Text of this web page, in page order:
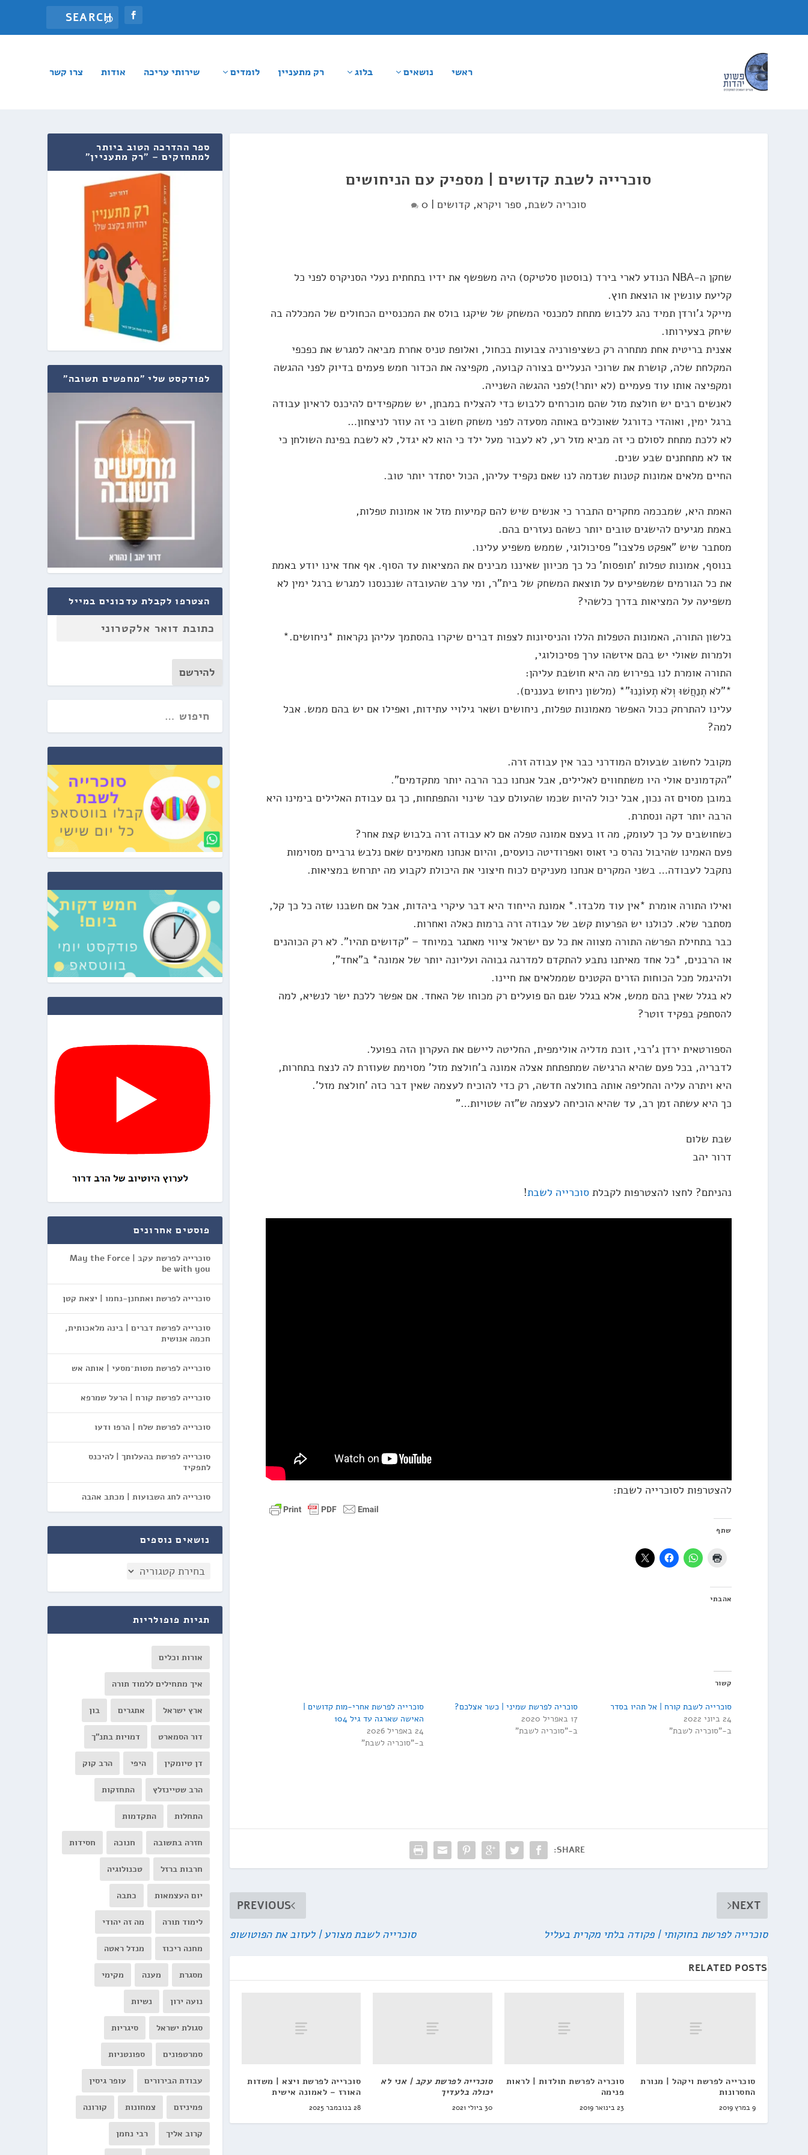
ראשי נושאים בלוג רק מתעניין לומדים שירותי עריכה אודות צרו קשר
סוכרייה לשבת קדושים | מספיק עם הניחושים
סוכריה לשבת,ספר ויקרא,קדושים |
0
שחקן ה-NBA הנודע לארי בירד (בוסטון סלטיקס) היה משפשף את ידיו בתחתית נעלי הסניקרס לפני כל
קליעת עונשין או הוצאת חוץ.
מייקל ג'ורדן תמיד נהג ללבוש מתחת למכנסי המשחק של שיקגו בולס את המכנסיים הכחולים של המכללה בה
שיחק בצעירותו.
אצנית בריטית אחת מתחרה רק כשציפורניה צבועות בכחול, ואלופת טניס אחרת מביאה למגרש את כפכפי
המקלחת שלה, קושרת את שרוכי הנעליים בצורה קבועה, מקפיצה את הכדור חמש פעמים בדיוק לפני ההגשה
ומקפיצה אותו עוד פעמיים (לא יותר!)לפני ההגשה השנייה.
לאנשים רבים יש חולצת מזל שהם מוכרחים ללבוש כדי להצליח במבחן, יש שמקפידים להיכנס לראיון עבודה
ברגל ימין, ואוהדי כדורגל שאוכלים באותה מסעדה לפני משחק חשוב כי זה עוזר לניצחון…
לא ללכת מתחת לסולם כי זה מביא מזל רע, לא לעבור מעל ילד כי הוא לא יגדל, לא לשבת בפינת השולחן כי
אז לא מתחתנים שבע שנים.
החיים מלאים אמונות קטנות שנדמה לנו שאם נקפיד עליהן, הכול יסתדר יותר טוב.
האמת היא, שמבכמה מחקרים התברר כי אנשים שיש להם קמיעות מזל או אמונות טפלות,
באמת מגיעים להישגים טובים יותר כשהם נעזרים בהם.
מסתבר שיש "אפקט פלצבו" פסיכולוגי, שממש משפיע עלינו.
בנוסף, אמונות טפלות 'תופסות' כל כך מכיוון שאיננו מבינים את המציאות עד הסוף. אף אחד אינו יודע באמת
את כל הגורמים שמשפיעים על תוצאת המשחק של בית"ר, ומי ערב שהעובדה שנכנסנו למגרש ברגל ימין לא
משפיעה על המציאות בדרך כלשהי?
בלשון התורה, האמונות הטפלות הללו והניסיונות לצפות דברים שיקרו בהסתמך עליהן נקראות *ניחושים.*
ולמרות שאולי יש בהם איזשהו ערך פסיכולוגי,
התורה אומרת לנו בפירוש מה היא חושבת עליהן:
*"לֹא תְנַחֲשׁוּ וְלֹא תְעוֹנֵנוּ"* (מלשון ניחוש בעננים).
עלינו להתרחק ככול האפשר מאמונות טפלות, ניחושים ושאר גילויי עתידות, ואפילו אם יש בהם ממש. אבל
למה?
מקובל לחשוב שבעולם המודרני כבר אין עבודה זרה.
"הקדמונים אולי היו משתחווים לאלילים, אבל אנחנו כבר הרבה יותר מתקדמים".
במובן מסוים זה נכון, אבל יכול להיות שכמו שהעולם עבר שינוי והתפתחות, כך גם עבודת האלילים בימינו היא
הרבה יותר דקה ונסתרת.
כשחושבים על כך לעומק, מה זו בעצם אמונה טפלה אם לא עבודה זרה בלבוש קצת אחר?
פעם האמינו שהיבול נהרס כי זאוס ואפרודיטה כועסים, והיום אנחנו מאמינים שאם נלבש גרביים מסוימות
נתקבל לעבודה… בשני המקרים אנחנו מעניקים לכוח חיצוני את היכולת לקבוע מה יתרחש במציאות.
ואילו התורה אומרת *אין עוד מלבדו.* אמונת הייחוד היא דבר עיקרי ביהדות, אבל אם חשבנו שזה כל כך קל,
מסתבר שלא. לכולנו יש הפרעות קשב של עבודה זרה ברמות כאלה ואחרות.
כבר בתחילת הפרשה התורה מצווה את כל עם ישראל ציווי מאתגר במיוחד – "קדושים תהיו". לא רק הכוהנים
או הרבנים, *כל אחד מאיתנו נתבע להתקדם למדרגה גבוהה ועליונה יותר של אמונה* ב"אחד",
ולהיגמל מכל הכוחות הזרים הקטנים שממלאים את חיינו.
לא בגלל שאין בהם ממש, אלא בגלל שגם הם פועלים רק מכוחו של האחד. אם אפשר ללכת ישר לנשיא, למה
להסתפק בפקיד זוטר?
הספורטאית ירדן ג'רבי, זוכת מדליה אולימפית, החליטה ליישם את העקרון הזה בפועל.
לדבריה, בכל פעם שהיא הרגישה שמתפתחת אצלה אמונה ב'חולצת מזל' מסוימת שעוזרת לה לנצח בתחרות,
היא ויתרה עליה והחליפה אותה בחולצה חדשה, רק כדי להוכיח לעצמה שאין דבר כזה 'חולצת מזל'.
כך היא עשתה זמן רב, עד שהיא הוכיחה לעצמה ש"זה שטויות…"
שבת שלום
דרור יהב
נהניתם? לחצו להצטרפות לקבלתסוכרייה לשבת!
להצטרפות לסוכרייה לשבת:
שתף
אהבתי
קשור
סוכרייה לשבת קורח | אל תהיו בסדר
24 ביוני 2022
ב-"סוכריה לשבת"
סוכריה לפרשת שמיני | כשר אצלכם?
17 באפריל 2020
ב-"סוכריה לשבת"
סוכרייה לפרשת אחרי-מות קדושים |
האישה שארגה עד גיל 104
24 באפריל 2026
ב-"סוכריה לשבת"
SHARE:
PREVIOUS
סוכרייה לשבת מצורע | לעזוב את הפוטושופ
NEXT
סוכרייה לפרשת בחוקותי | פקודה בלתי מקרית בעליל
RELATED POSTS
סוכרייה לפרשת ויקהל | מנורת
החסרונות
9 במרץ 2019
סוכריה לפרשת תולדות | לראות
פנימה
23 בינואר 2019
סוכרייה לפרשת עקב | אני לא
יכולה בלעדיך
30 ביולי 2021
סוכרייה לפרשת ויצא | משדות
האורז – לאמונה אישית
28 בנובמבר 2025
ספר ההדרכה הטוב ביותר
למתחזקים – "רק מתעניין"
לפודקסט שלי "מחפשים תשובה"
הצטרפו לקבלת עדכונים במייל
להירשם
פוסטים אחרונים
סוכרייה לפרשת עקב | May the Force
be with you
סוכרייה לפרשת ואתחנן-נחמו | יצאת קטן
סוכרייה לפרשת דברים | בינה מלאכותית,
חכמה אנושית
סוכרייה לפרשת מטות־מסעי | אותה אש
סוכרייה לפרשת קורח | הרעל שמרפא
סוכרייה לפרשת שלח | הרפו ודעו
סוכרייה לפרשת בהעלותך | להיכנס
לתפקיד
סוכרייה לחג השבועות | מכתב אהבה
נושאים נוספים
תגיות פופולריות
אורות וכלים
איך מתחילים ללמוד תורה
ארץ ישראל אתגרים בון
דור הסמארט דמויות בתנ"ך
דן טיומקין היפי הרב קוק
הרב שטיינזלץ התחזקות
התחלות התקדמות
חזרה בתשובה חנוכה חסידות
חרבות ברזל טכנולוגיה
יום העצמאות כתבה
לימוד תורה מה זה יהודי
מחנה ריכוז מנדל ראטה
מסגרת מענה מקימי
נועה ירון נשיות
סגולת ישראל סיגריות
סמרטפונים ספונטניות
עבודת הבירורים עופר גיסין
פמיניזם צמחונות קורונה
קרוב אליך רבי נחמן